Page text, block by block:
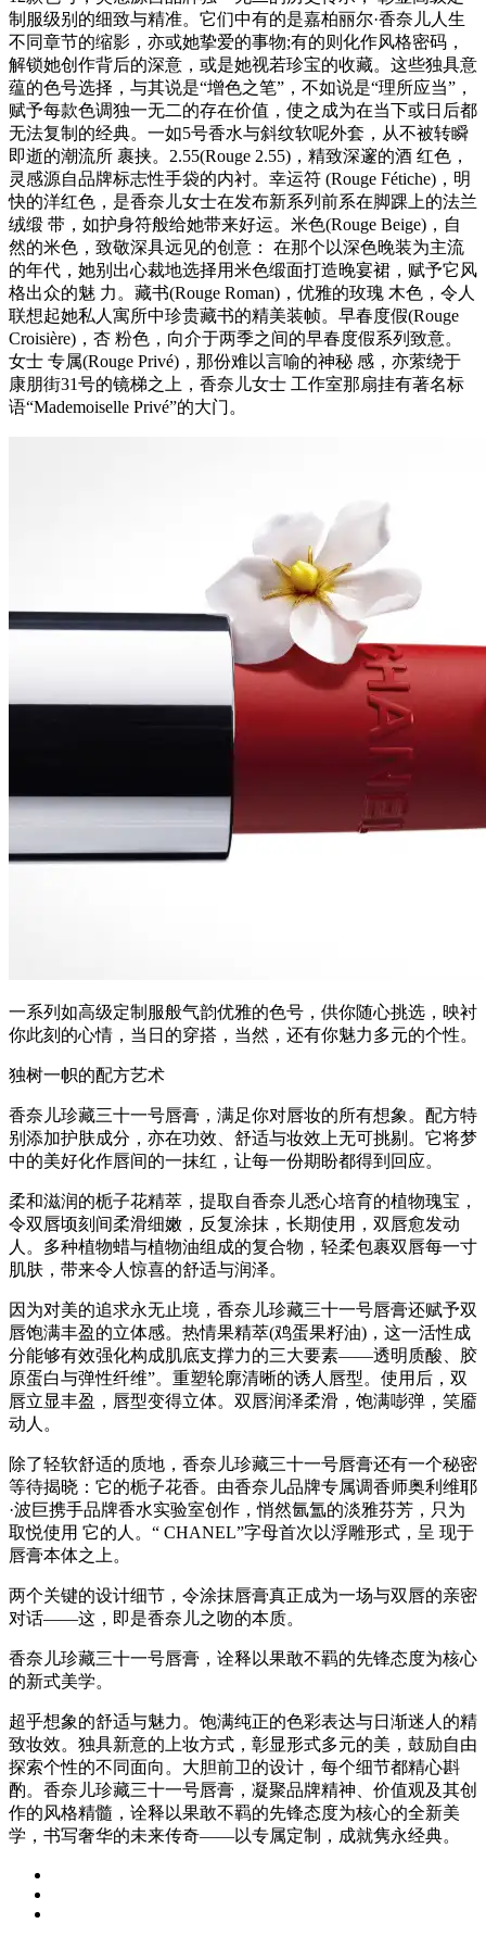
制服级别的细致与精准。它们中有的是嘉柏丽尔·香奈儿人生
不同章节的缩影，亦或她挚爱的事物;有的则化作风格密码，
解锁她创作背后的深意，或是她视若珍宝的收藏。这些独具意
蕴的色号选择，与其说是“增色之笔”，不如说是“理所应当”，
赋予每款色调独一无二的存在价值，使之成为在当下或日后都
无法复制的经典。一如5号香水与斜纹软呢外套，从不被转瞬
即逝的潮流所 裹挟。2.55(Rouge 2.55)，精致深邃的酒 红色，
灵感源自品牌标志性手袋的内衬。幸运符 (Rouge Fétiche)，明
快的洋红色，是香奈儿女士在发布新系列前系在脚踝上的法兰
绒缎 带，如护身符般给她带来好运。米色(Rouge Beige)，自
然的米色，致敬深具远见的创意： 在那个以深色晚装为主流
的年代，她别出心裁地选择用米色缎面打造晚宴裙，赋予它风
格出众的魅 力。藏书(Rouge Roman)，优雅的玫瑰 木色，令人
联想起她私人寓所中珍贵藏书的精美装帧。早春度假(Rouge
Croisière)，杏 粉色，向介于两季之间的早春度假系列致意。
女士 专属(Rouge Privé)，那份难以言喻的神秘 感，亦萦绕于
康朋街31号的镜梯之上，香奈儿女士 工作室那扇挂有著名标
语“Mademoiselle Privé”的大门。
一系列如高级定制服般气韵优雅的色号，供你随心挑选，映衬
你此刻的心情，当日的穿搭，当然，还有你魅力多元的个性。
独树一帜的配方艺术
香奈儿珍藏三十一号唇膏，满足你对唇妆的所有想象。配方特
别添加护肤成分，亦在功效、舒适与妆效上无可挑剔。它将梦
中的美好化作唇间的一抹红，让每一份期盼都得到回应。
柔和滋润的栀子花精萃，提取自香奈儿悉心培育的植物瑰宝，
令双唇顷刻间柔滑细嫩，反复涂抹，长期使用，双唇愈发动
人。多种植物蜡与植物油组成的复合物，轻柔包裹双唇每一寸
肌肤，带来令人惊喜的舒适与润泽。
因为对美的追求永无止境，香奈儿珍藏三十一号唇膏还赋予双
唇饱满丰盈的立体感。热情果精萃(鸡蛋果籽油)，这一活性成
分能够有效强化构成肌底支撑力的三大要素——透明质酸、胶
原蛋白与弹性纤维”。重塑轮廓清晰的诱人唇型。使用后，双
唇立显丰盈，唇型变得立体。双唇润泽柔滑，饱满嘭弹，笑靥
动人。
除了轻软舒适的质地，香奈儿珍藏三十一号唇膏还有一个秘密
等待揭晓：它的栀子花香。由香奈儿品牌专属调香师奥利维耶
·波巨携手品牌香水实验室创作，悄然氤氲的淡雅芬芳，只为
取悦使用 它的人。“ CHANEL”字母首次以浮雕形式，呈 现于
唇膏本体之上。
两个关键的设计细节，令涂抹唇膏真正成为一场与双唇的亲密
对话——这，即是香奈儿之吻的本质。
香奈儿珍藏三十一号唇膏，诠释以果敢不羁的先锋态度为核心
的新式美学。
超乎想象的舒适与魅力。饱满纯正的色彩表达与日渐迷人的精
致妆效。独具新意的上妆方式，彰显形式多元的美，鼓励自由
探索个性的不同面向。大胆前卫的设计，每个细节都精心斟
酌。香奈儿珍藏三十一号唇膏，凝聚品牌精神、价值观及其创
作的风格精髓，诠释以果敢不羁的先锋态度为核心的全新美
学，书写奢华的未来传奇——以专属定制，成就隽永经典。